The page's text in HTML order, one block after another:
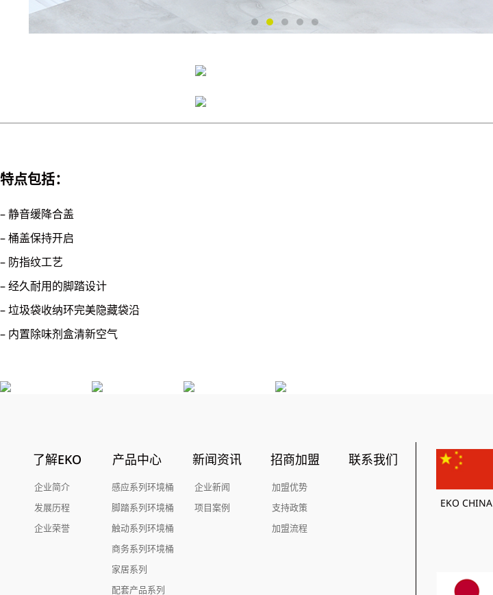
特点包括：
– 静音缓降合盖
– 桶盖保持开启
– 防指纹工艺
– 经久耐用的脚踏设计
– 垃圾袋收纳环完美隐藏袋沿
– 内置除味剂盒清新空气
了解EKO
企业简介
发展历程
企业荣誉
产品中心
感应系列环境桶
脚踏系列环境桶
触动系列环境桶
商务系列环境桶
家居系列
配套产品系列
新闻资讯
企业新闻
项目案例
招商加盟
加盟优势
支持政策
加盟流程
联系我们
EKO CHINA